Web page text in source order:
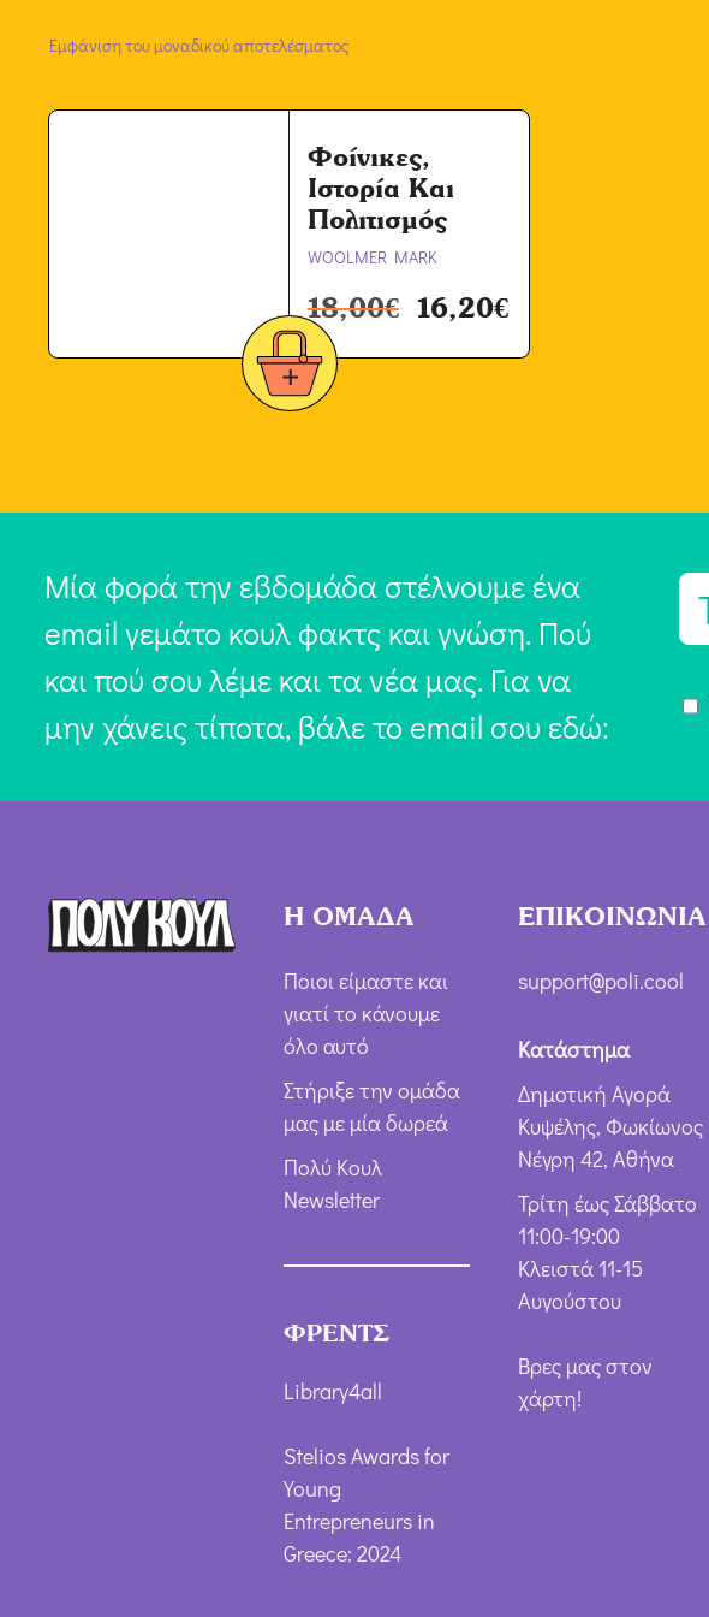
Εμφάνιση του μοναδικού αποτελέσματος
Φοίνικες,
Ιστορία Και
Πολιτισμός
WOOLMER MARK
18,00€ 16,20€
Μία φορά την εβδομάδα στέλνουμε ένα
email γεμάτο κουλ φακτς και γνώση. Πού
και πού σου λέμε και τα νέα μας. Για να
μην χάνεις τίποτα, βάλε το email σου εδώ:
E
i
π
δ
ή
ρ
Η ΟΜΑΔΑ
Ποιοι είμαστε και
γιατί το κάνουμε
όλο αυτό
Στήριξε την ομάδα
μας με μία δωρεά
Πολύ Κουλ
Newsletter
ΦΡΕΝΤΣ
Library4all
Stelios Awards for
Young
Entrepreneurs in
Greece: 2024
ΕΠΙΚΟΙΝΩΝΙΑ
support@poli.cool
Κατάστημα
Δημοτική Αγορά
Κυψέλης, Φωκίωνος
Νέγρη 42, Αθήνα
Τρίτη έως Σάββατο
11:00-19:00
Κλειστά 11-15
Αυγούστου
Βρες μας στον
χάρτη!